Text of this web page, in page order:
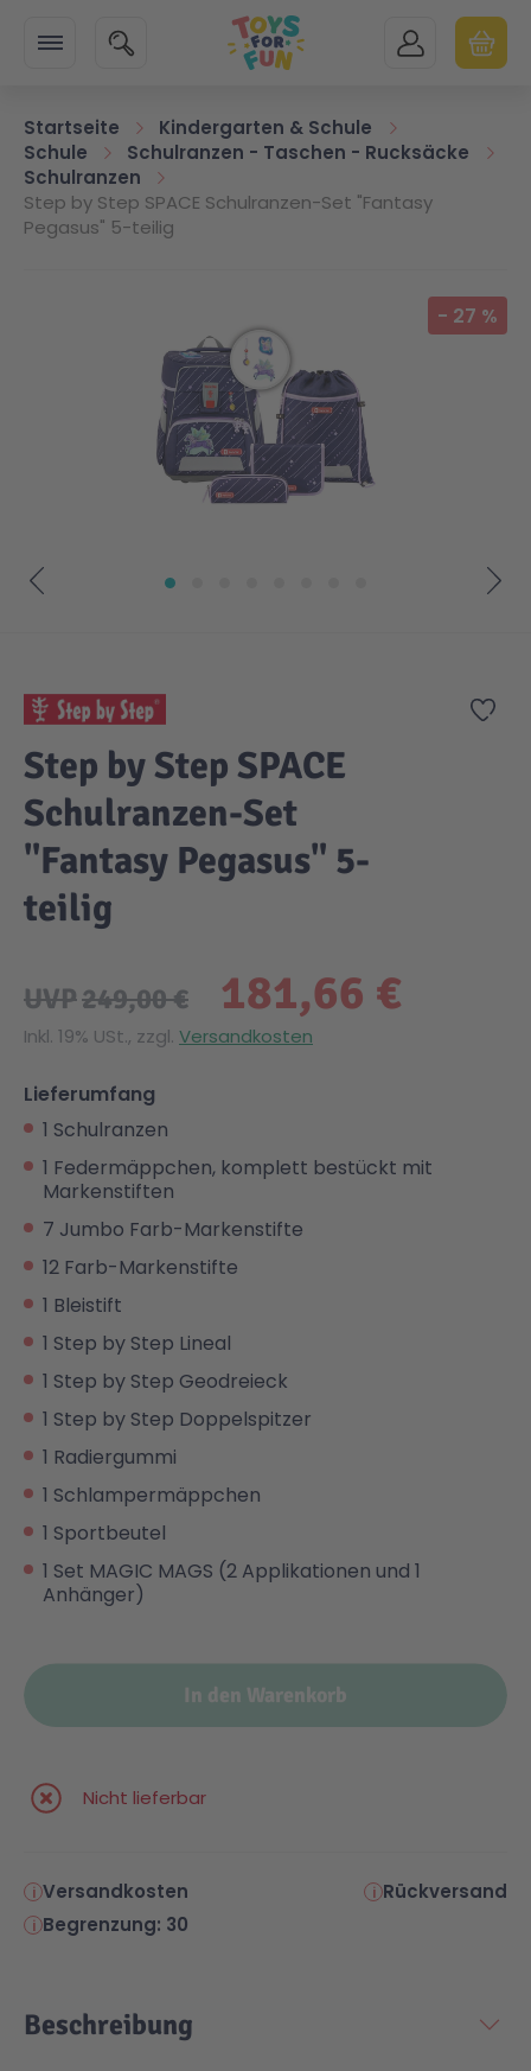
SUCHE MEIN KONTO
Startseite
Kindergarten & Schule
Schule
Schulranzen - Taschen - Rucksäcke
Schulranzen
Step by Step SPACE Schulranzen-Set "Fantasy
Pegasus" 5-teilig
- 27 %
Zur
Step by Step SPACE
Schulranzen-Set
"Fantasy Pegasus" 5-
teilig
181,66 €
UVP249,00 €
Inkl. 19% USt., zzgl. Versandkosten
Lieferumfang
1 Schulranzen
1 Federmäppchen, komplett bestückt mit
Markenstiften
7 Jumbo Farb-Markenstifte
12 Farb-Markenstifte
1 Bleistift
1 Step by Step Lineal
1 Step by Step Geodreieck
1 Step by Step Doppelspitzer
1 Radiergummi
1 Schlampermäppchen
1 Sportbeutel
1 Set MAGIC MAGS (2 Applikationen und 1
Anhänger)
In den Warenkorb
Nicht lieferbar
Versandkosten
Rückversand
Begrenzung: 30
Beschreibung